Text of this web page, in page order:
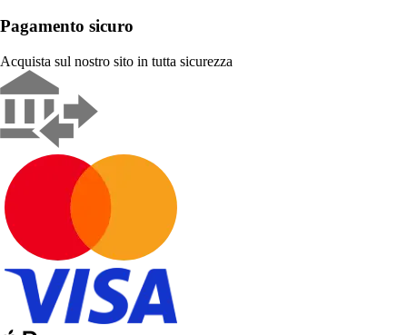
Pagamento sicuro
Acquista sul nostro sito in tutta sicurezza